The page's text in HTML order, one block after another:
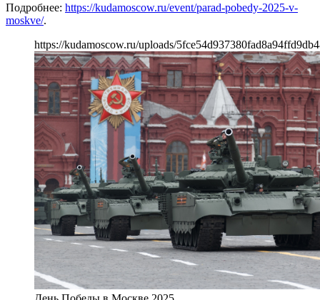
Подробнее: https://kudamoscow.ru/event/parad-pobedy-2025-v-
moskve/.
https://kudamoscow.ru/uploads/